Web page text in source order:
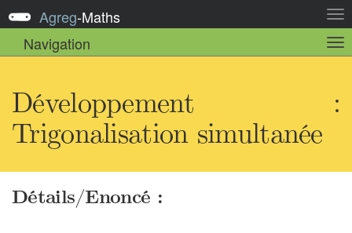
la
Agreg-Maths
Navigation
la
Développement :
Trigonalisation simultanée
Détails/Enoncé :